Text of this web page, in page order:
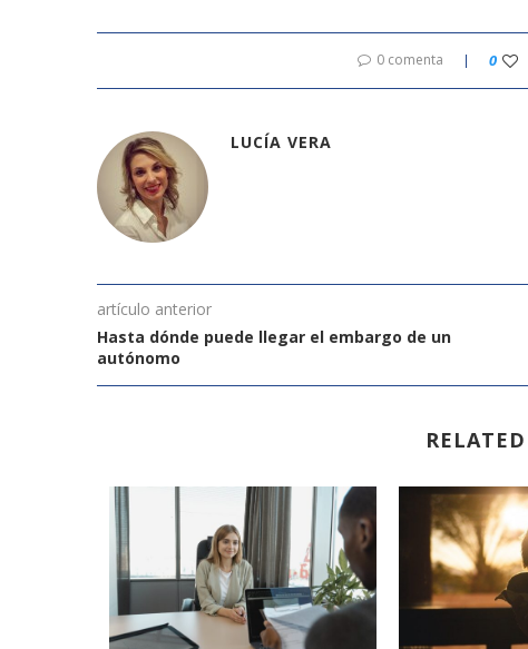
0 comenta 0
LUCÍA VERA
artículo anterior
Hasta dónde puede llegar el embargo de un
autónomo